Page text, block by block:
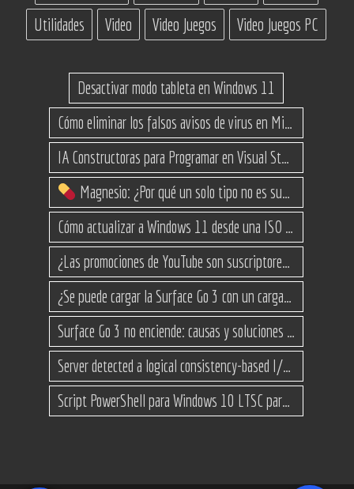
Utilidades
Video Video Juegos Video Juegos PC
Desactivar modo tableta en Windows 11
Cómo eliminar los falsos avisos de virus en Microsoft Edge
IA Constructoras para Programar en Visual Studio con C#
Magnesio: ¿Por qué un solo tipo no es suficiente? (Guía de variantes)
Cómo actualizar a Windows 11 desde una ISO en equipos no compatibles
¿Las promociones de YouTube son suscriptores reales o bots? Esta es la Verdad
¿Se puede cargar la Surface Go 3 con un cargador USB-C de teléfono?
Surface Go 3 no enciende: causas y soluciones paso a paso para que arranque
Server detected a logical consistency-based I/O error: incorrect pageid
Script PowerShell para Windows 10 LTSC para recuperar espacio